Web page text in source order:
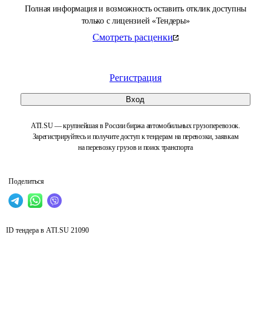
Полная информация и возможность оставить отклик доступны
только с лицензией «Тендеры»
Смотреть расценки
Регистрация
Вход
ATI.SU — крупнейшая в России биржа автомобильных грузоперевозок.
Зарегистрируйтесь и получите доступ к тендерам на перевозки, заявкам
на перевозку грузов и поиск транспорта
Поделиться
ID тендера в ATI.SU 21090